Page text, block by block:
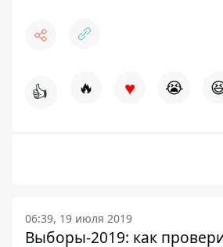
👍 🔥 ♥ 😭
06:39, 19 июля 2019
Выборы-2019: как